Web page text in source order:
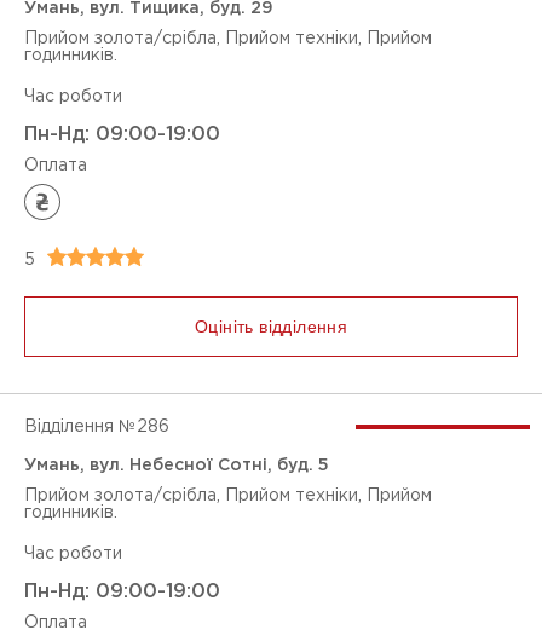
Магазин (ломбардне відділення)
Оплата карткою
Умань, вул. Тищика, буд. 29
Прийом золота/срібла, Прийом техніки, Прийом
годинників.
Час роботи
Пн-Нд: 09:00-19:00
Оплата
5
Оцініть відділення
Відділення № 286
Умань, вул. Небесної Сотні, буд. 5
Прийом золота/срібла, Прийом техніки, Прийом
годинників.
Час роботи
Пн-Нд: 09:00-19:00
Оплата